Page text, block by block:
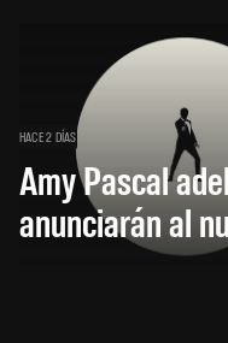
HACE 2 DÍAS
Amy Pascal
anunciarán al